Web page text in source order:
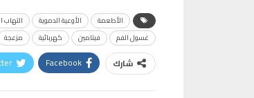
الأطعمة الأوعية الدموية التهاب
غسول الفم
فيتامين كهربائية مزعجة
شارك Facebook